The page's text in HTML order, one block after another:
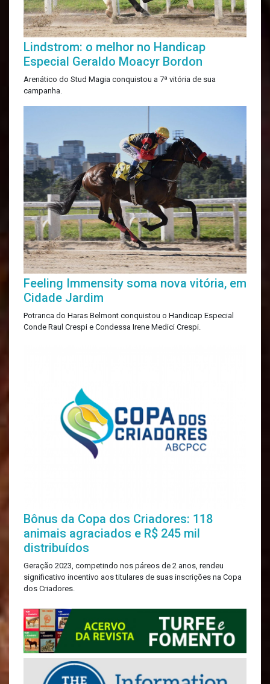
Lindstrom: o melhor no Handicap
Especial Geraldo Moacyr Bordon
Arenático do Stud Magia conquistou a 7ª vitória de sua
campanha.
Feeling Immensity soma nova vitória, em
Cidade Jardim
Potranca do Haras Belmont conquistou o Handicap Especial
Conde Raul Crespi e Condessa Irene Medici Crespi.
Bônus da Copa dos Criadores: 118
animais agraciados e R$ 245 mil
distribuídos
Geração 2023, competindo nos páreos de 2 anos, rendeu
significativo incentivo aos titulares de suas inscrições na Copa
dos Criadores.